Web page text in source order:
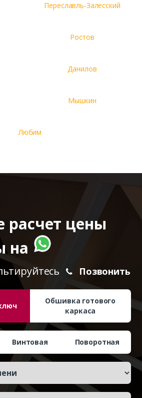
Переславль-Залесский
Ростов
Данилов
Мышкин
Любим
расчет цены
на
Позвонить
Обшивка готового
каркаса
Винтовая Поворотная